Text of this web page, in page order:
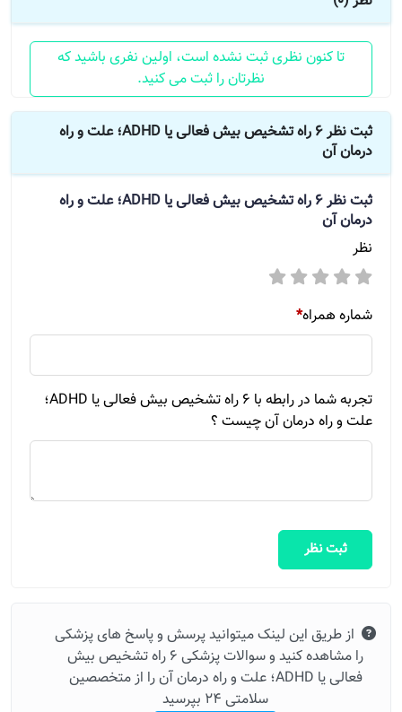
تا کنون نظری ثبت نشده است، اولین نفری باشید که
نظرتان را ثبت می کنید.
ثبت نظر 6 راه تشخیص بیش فعالی یا ADHD؛ علت و راه
درمان آن
ثبت نظر
6 راه تشخیص بیش فعالی یا ADHD؛ علت و راه
درمان آن
نظر
شماره همراه*
تجربه شما در رابطه با 6 راه تشخیص بیش فعالی یا ADHD؛
علت و راه درمان آن چیست ؟
ثبت نظر
از طریق این لینک میتوانید پرسش و پاسخ های پزشکی
را مشاهده کنید و سوالات پزشکی 6 راه تشخیص بیش
فعالی یا ADHD؛ علت و راه درمان آن را از متخصصین
سلامتی 24 بپرسید